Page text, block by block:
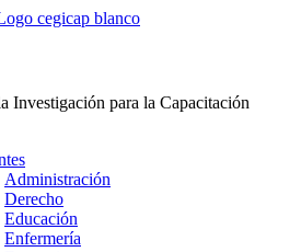
Investigación para la Capacitación
Administración
Derecho
Educación
Enfermería